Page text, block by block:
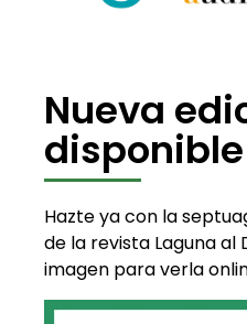
Nueva
disponible
Hazte ya con la
de la revista Laguna al
imagen para verla